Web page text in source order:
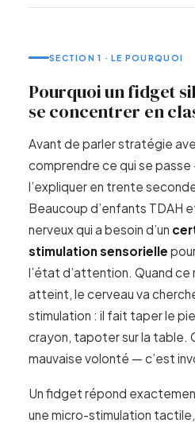
SECTION 1 · LE POURQUOI
Pourquoi un fidget
se concentrer en
Avant de parler stratégie
comprendre ce qui se
l’expliquer en trente
Beaucoup d’enfants TDAH
nerveux qui a besoin d’un
stimulation sensorielle
l’état d’attention. Quand ce
atteint, le cerveau va
stimulation : il fait taper le
crayon, tapoter sur la table.
mauvaise volonté — c’est
Un fidget répond
une micro-stimulation